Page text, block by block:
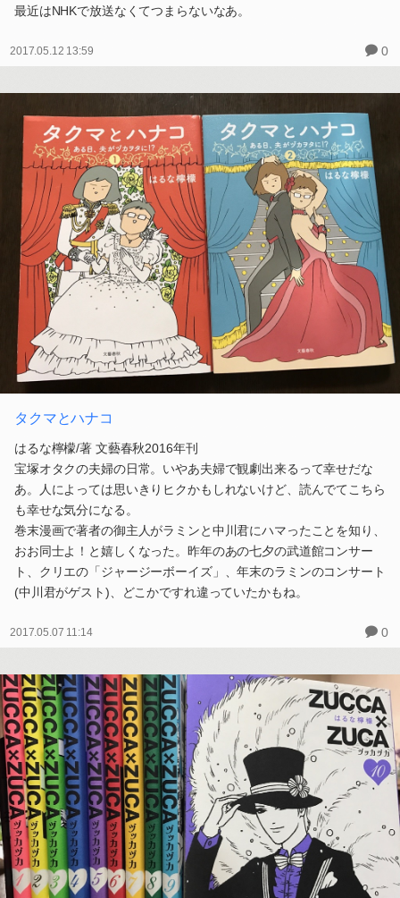
最近はNHKで放送なくてつまらないなあ。
2017.05.12 13:59 0
タクマとハナコ
はるな檸檬/著 文藝春秋2016年刊
宝塚オタクの夫婦の日常。いやあ夫婦で観劇出来るって幸せだな
あ。人によっては思いきりヒクかもしれないけど、読んでてこちら
も幸せな気分になる。
巻末漫画で著者の御主人がラミンと中川君にハマったことを知り、
おお同士よ！と嬉しくなった。昨年のあの七夕の武道館コンサー
ト、クリエの「ジャージーボーイズ」、年末のラミンのコンサート
(中川君がゲスト)、どこかですれ違っていたかもね。
2017.05.07 11:14 0